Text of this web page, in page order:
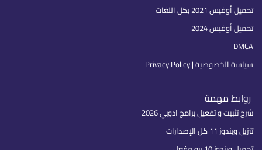
تحميل أوفيس 2021 بكل اللغات
تحميل أوفيس 2024
DMCA
سياسة الخصوصية | Privacy Policy
روابط مهمة
شرح تثبيت و تفعيل برامج ادوبي 2026
تنزيل ويندوز 11 كل الإصدارات